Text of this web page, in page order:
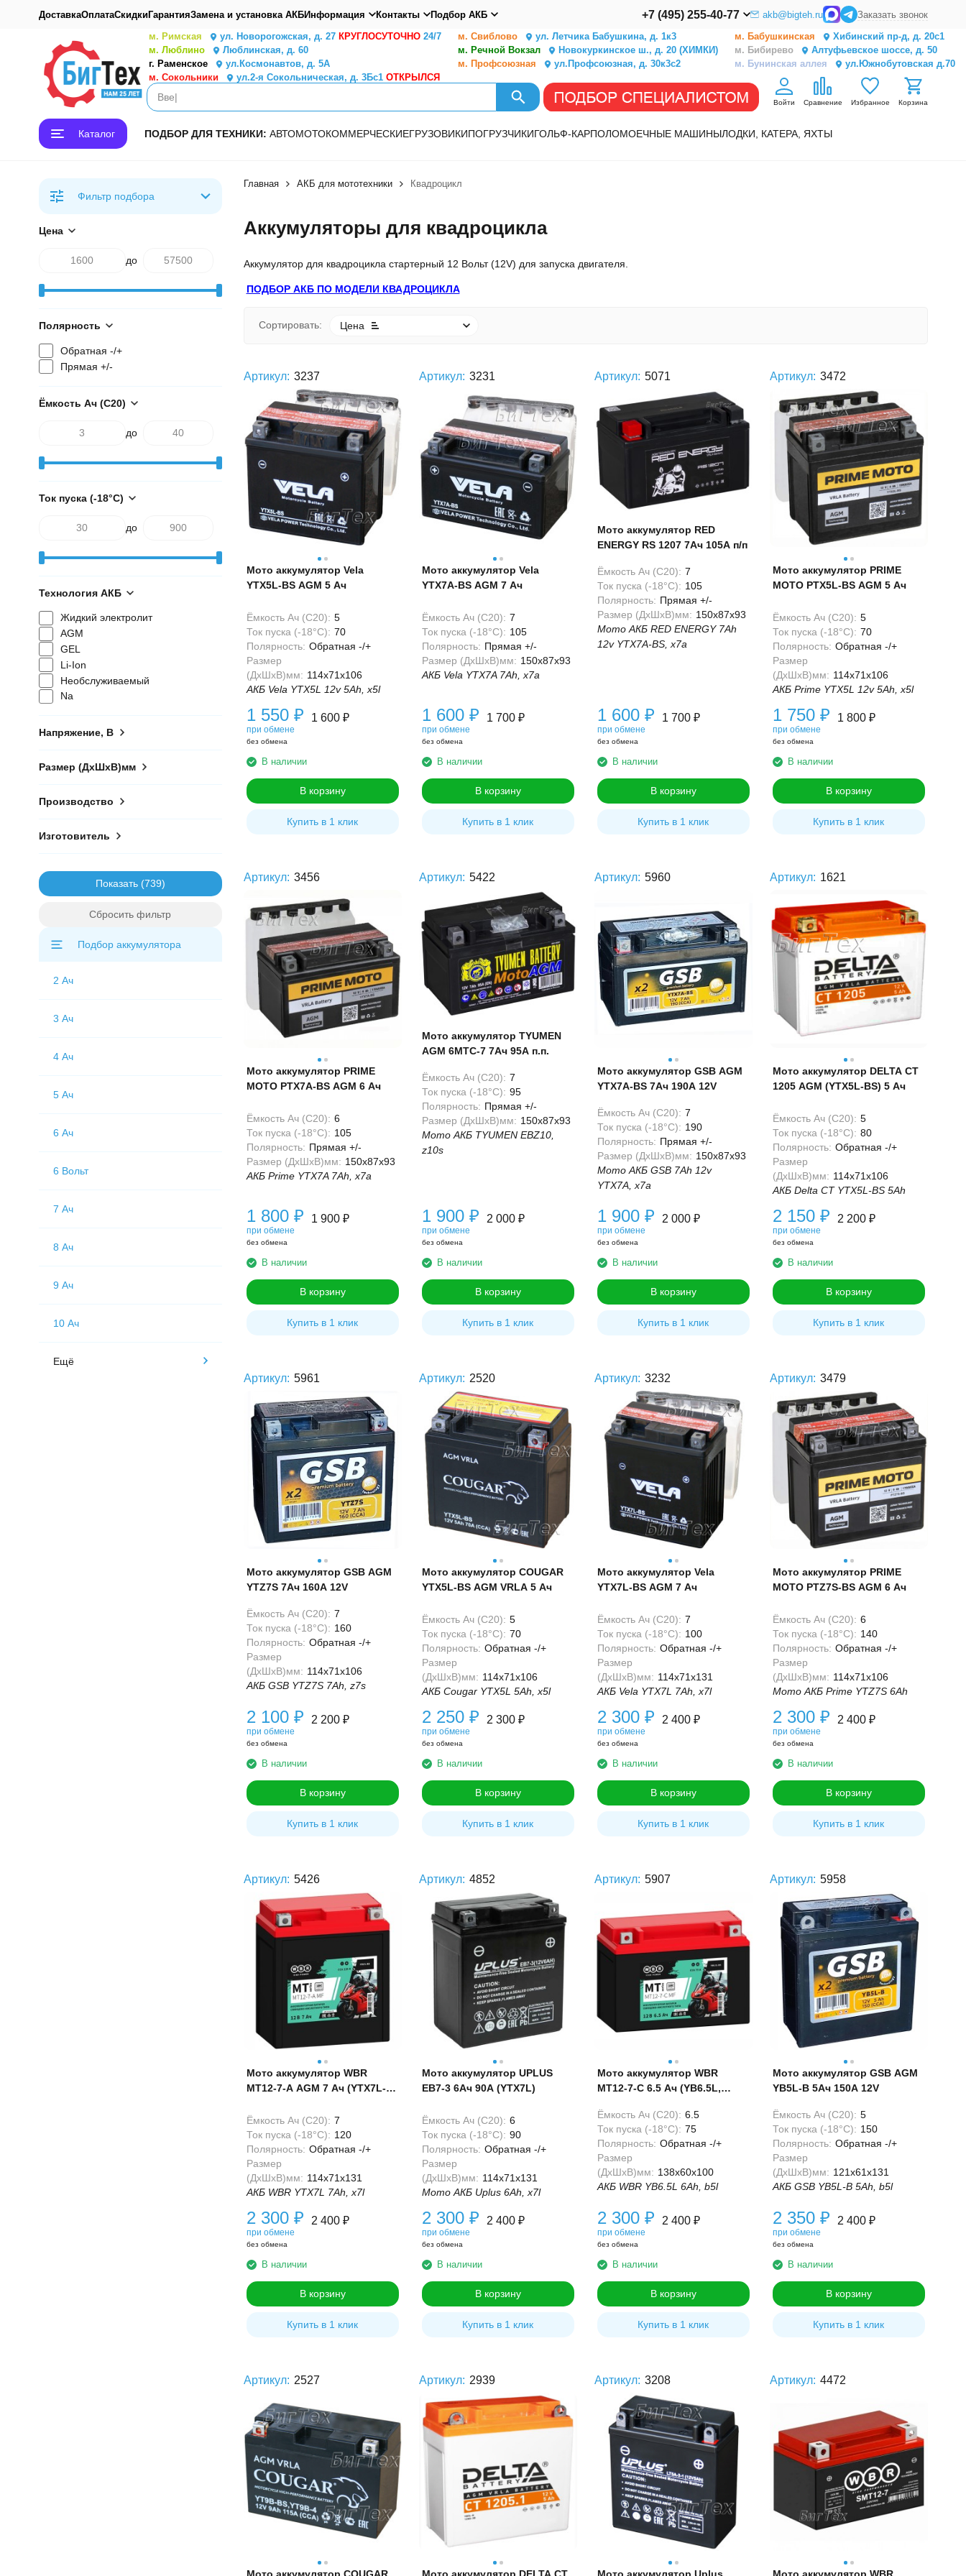
ДоставкаОплатаСкидкиГарантияЗамена и установка АКБИнформация Контакты Подбор АКБ +7 (495) 255-40-77 akb@bigteh.ru Заказать звонок
м. Римская ул. Новорогожская, д. 27 КРУГЛОСУТОЧНО24/7 м. Свиблово ул. Летчика Бабушкина, д. 1к3 м. Бабушкинская
Хибинский пр-д, д. 20с1
м. Люблино
Люблинская, д. 60 м. Речной Вокзал Новокуркинское ш., д. 20 (ХИМКИ) м. Бибирево
Алтуфьевское шоссе, д. 50
г. Раменское
ул.Космонавтов, д. 5А м. Профсоюзная ул.Профсоюзная, д. 30к3с2 м. Бунинская аллея
ул.Южнобутовская д.70
м. Сокольники
ул.2-я Сокольническая, д. 3Бс1 ОТКРЫЛСЯ
Войти Сравнение Избранное Корзина
Каталог ПОДБОР ДЛЯ ТЕХНИКИ: АВТОМОТОКОММЕРЧЕСКИЕГРУЗОВИКИПОГРУЗЧИКИГОЛЬФ-КАРПОЛОМОЕЧНЫЕ МАШИНЫЛОДКИ, КАТЕРА, ЯХТЫ
Главная АКБ для мототехники Квадроцикл
Аккумуляторы для квадроцикла
Аккумулятор для квадроцикла стартерный 12 Вольт (12V) для запуска двигателя.
ПОДБОР АКБ ПО МОДЕЛИ КВАДРОЦИКЛА
Сортировать: Цена
Артикул: 3237
Мото аккумулятор Vela
YTX5L-BS AGM 5 Ач
Ёмкость Ач (С20): 5
Ток пуска (-18°С): 70
Полярность: Обратная -/+
Размер
(ДхШхВ)мм: 114x71x106
АКБ Vela YTX5L 12v 5Ah, x5l
1 550 ₽
при обмене
1 600 ₽
без обмена
В наличии
В корзину
Купить в 1 клик
Артикул: 3231
Мото аккумулятор Vela
YTX7A-BS AGM 7 Ач
Ёмкость Ач (С20): 7
Ток пуска (-18°С): 105
Полярность: Прямая +/-
Размер (ДхШхВ)мм: 150x87x93
АКБ Vela YTX7A 7Ah, x7a
1 600 ₽
при обмене
1 700 ₽
без обмена
В наличии
В корзину
Купить в 1 клик
Артикул: 5071
Мото аккумулятор RED
ENERGY RS 1207 7Ач 105А п/п
Ёмкость Ач (С20): 7
Ток пуска (-18°С): 105
Полярность: Прямая +/-
Размер (ДхШхВ)мм: 150x87x93
Мото АКБ RED ENERGY 7Ah
12v YTX7A-BS, x7a
1 600 ₽
при обмене
1 700 ₽
без обмена
В наличии
В корзину
Купить в 1 клик
Артикул: 3472
Мото аккумулятор PRIME
MOTO PTX5L-BS AGM 5 Ач
Ёмкость Ач (С20): 5
Ток пуска (-18°С): 70
Полярность: Обратная -/+
Размер
(ДхШхВ)мм: 114x71x106
АКБ Prime YTX5L 12v 5Ah, x5l
1 750 ₽
при обмене
1 800 ₽
без обмена
В наличии
В корзину
Купить в 1 клик
Артикул: 3456
Мото аккумулятор PRIME
MOTO PTX7A-BS AGM 6 Ач
Ёмкость Ач (С20): 6
Ток пуска (-18°С): 105
Полярность: Прямая +/-
Размер (ДхШхВ)мм: 150x87x93
АКБ Prime YTX7A 7Ah, x7a
1 800 ₽
при обмене
1 900 ₽
без обмена
В наличии
В корзину
Купить в 1 клик
Артикул: 5422
Мото аккумулятор TYUMEN
AGM 6МТС-7 7Ач 95А п.п.
Ёмкость Ач (С20): 7
Ток пуска (-18°С): 95
Полярность: Прямая +/-
Размер (ДхШхВ)мм: 150x87x93
Мото АКБ TYUMEN EBZ10,
z10s
1 900 ₽
при обмене
2 000 ₽
без обмена
В наличии
В корзину
Купить в 1 клик
Артикул: 5960
Мото аккумулятор GSB AGM
YTX7A-BS 7Ач 190А 12V
Ёмкость Ач (С20): 7
Ток пуска (-18°С): 190
Полярность: Прямая +/-
Размер (ДхШхВ)мм: 150x87x93
Мото АКБ GSB 7Ah 12v
YTX7A, x7a
1 900 ₽
при обмене
2 000 ₽
без обмена
В наличии
В корзину
Купить в 1 клик
Артикул: 1621
Мото аккумулятор DELTA CT
1205 AGM (YTX5L-BS) 5 Ач
Ёмкость Ач (С20): 5
Ток пуска (-18°С): 80
Полярность: Обратная -/+
Размер
(ДхШхВ)мм: 114x71x106
АКБ Delta CT YTX5L-BS 5Ah
2 150 ₽
при обмене
2 200 ₽
без обмена
В наличии
В корзину
Купить в 1 клик
Артикул: 5961
Мото аккумулятор GSB AGM
YTZ7S 7Ач 160А 12V
Ёмкость Ач (С20): 7
Ток пуска (-18°С): 160
Полярность: Обратная -/+
Размер
(ДхШхВ)мм: 114x71x106
АКБ GSB YTZ7S 7Ah, z7s
2 100 ₽
при обмене
2 200 ₽
без обмена
В наличии
В корзину
Купить в 1 клик
Артикул: 2520
Мото аккумулятор COUGAR
YTX5L-BS AGM VRLA 5 Ач
Ёмкость Ач (С20): 5
Ток пуска (-18°С): 70
Полярность: Обратная -/+
Размер
(ДхШхВ)мм: 114x71x106
АКБ Cougar YTX5L 5Ah, x5l
2 250 ₽
при обмене
2 300 ₽
без обмена
В наличии
В корзину
Купить в 1 клик
Артикул: 3232
Мото аккумулятор Vela
YTX7L-BS AGM 7 Ач
Ёмкость Ач (С20): 7
Ток пуска (-18°С): 100
Полярность: Обратная -/+
Размер
(ДхШхВ)мм: 114x71x131
АКБ Vela YTX7L 7Ah, x7l
2 300 ₽
при обмене
2 400 ₽
без обмена
В наличии
В корзину
Купить в 1 клик
Артикул: 3479
Мото аккумулятор PRIME
MOTO PTZ7S-BS AGM 6 Ач
Ёмкость Ач (С20): 6
Ток пуска (-18°С): 140
Полярность: Обратная -/+
Размер
(ДхШхВ)мм: 114x71x106
Мото АКБ Prime YTZ7S 6Ah
2 300 ₽
при обмене
2 400 ₽
без обмена
В наличии
В корзину
Купить в 1 клик
Артикул: 5426
Мото аккумулятор WBR
MT12-7-A AGM 7 Ач (YTX7L-
Ёмкость Ач (С20): 7
Ток пуска (-18°С): 120
Полярность: Обратная -/+
Размер
(ДхШхВ)мм: 114x71x131
АКБ WBR YTX7L 7Ah, x7l
2 300 ₽
при обмене
2 400 ₽
без обмена
В наличии
В корзину
Купить в 1 клик
Артикул: 4852
Мото аккумулятор UPLUS
EB7-3 6Ач 90А (YTX7L)
Ёмкость Ач (С20): 6
Ток пуска (-18°С): 90
Полярность: Обратная -/+
Размер
(ДхШхВ)мм: 114x71x131
Мото АКБ Uplus 6Ah, x7l
2 300 ₽
при обмене
2 400 ₽
без обмена
В наличии
В корзину
Купить в 1 клик
Артикул: 5907
Мото аккумулятор WBR
MT12-7-C 6.5 Ач (YB6.5L,
Ёмкость Ач (С20): 6.5
Ток пуска (-18°С): 75
Полярность: Обратная -/+
Размер
(ДхШхВ)мм: 138x60x100
АКБ WBR YB6.5L 6Ah, b5l
2 300 ₽
при обмене
2 400 ₽
без обмена
В наличии
В корзину
Купить в 1 клик
Артикул: 5958
Мото аккумулятор GSB AGM
YB5L-B 5Ач 150А 12V
Ёмкость Ач (С20): 5
Ток пуска (-18°С): 150
Полярность: Обратная -/+
Размер
(ДхШхВ)мм: 121x61x131
АКБ GSB YB5L-B 5Ah, b5l
2 350 ₽
при обмене
2 400 ₽
без обмена
В наличии
В корзину
Купить в 1 клик
Артикул: 2527 Артикул: 2939 Артикул: 3208 Артикул: 4472
Фильтр подбора
Цена
до
Полярность
Обратная -/+
Прямая +/-
Ёмкость Ач (С20)
до
Ток пуска (-18°С)
до
Технология АКБ
Жидкий электролит
AGM
GEL
Li-Ion
Необслуживаемый
Na
Напряжение, В
Размер (ДхШхВ)мм
Производство
Изготовитель
Показать
Сбросить фильтр
Подбор аккумулятора
2 Ач
3 Ач
4 Ач
5 Ач
6 Ач
6 Вольт
7 Ач
8 Ач
9 Ач
10 Ач
Ещё